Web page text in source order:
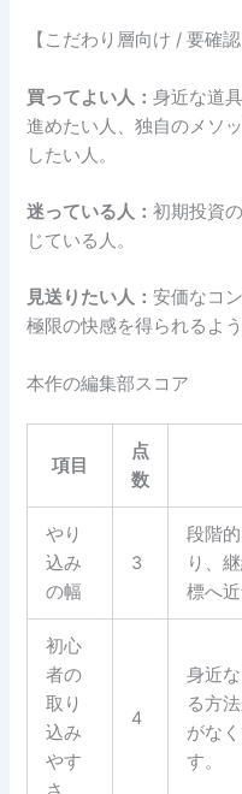
【こだわり層向け / 要確認
買ってよい人：身近な道
進めたい人、独自のメソ
したい人。
迷っている人：初期投資
じている人。
見送りたい人：安価なコ
極限の快感を得られるよ
本作の編集部スコア
項目
点
数
やり
込み
の幅
3
段階
り、
標へ
初心
者の
取り
込み
やす
4
身近
る方
がな
す。